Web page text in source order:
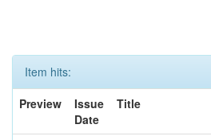
Item hits:
Preview
Issue
Date
Title